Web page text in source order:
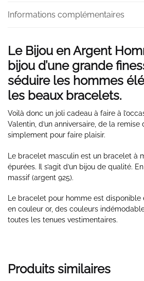
Informations complémentaires
Le Bijou en Argent
bijou d’une grande
séduire les hommes
les beaux bracelets.
Voilà donc un joli cadeau à faire à
Valentin, d’un anniversaire, de la remise
simplement pour faire plaisir.
Le bracelet masculin est un bracelet à
épurées. Il s’agit d’un bijou de qualité.
massif (argent 925).
Le bracelet pour homme est disponible
en couleur or, des couleurs
toutes les tenues vestimentaires.
Produits similaires